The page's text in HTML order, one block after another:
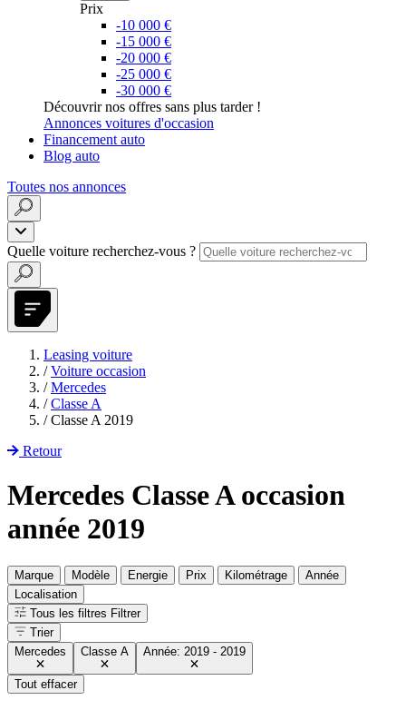
Prix
-10 000 €
-15 000 €
-20 000 €
-25 000 €
-30 000 €
Découvrir nos offres sans plus tarder !
Annonces voitures d'occasion
Financement auto
Blog auto
Toutes nos annonces
Quelle voiture recherchez-vous ?
Leasing voiture
/ Voiture occasion
/ Mercedes
/ Classe A
/ Classe A 2019
Retour
Mercedes Classe A occasion
année 2019
Marque Modèle Energie Prix Kilométrage
Année
Localisation
Tous les filtres Filtrer
Trier
Mercedes
Classe A Année: 2019 - 2019
Tout effacer